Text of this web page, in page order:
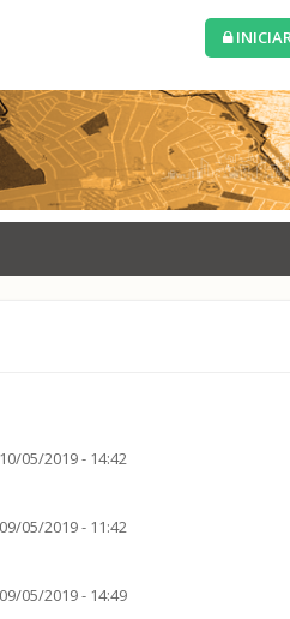
10/05/2019 - 14:42
09/05/2019 - 11:42
09/05/2019 - 14:49